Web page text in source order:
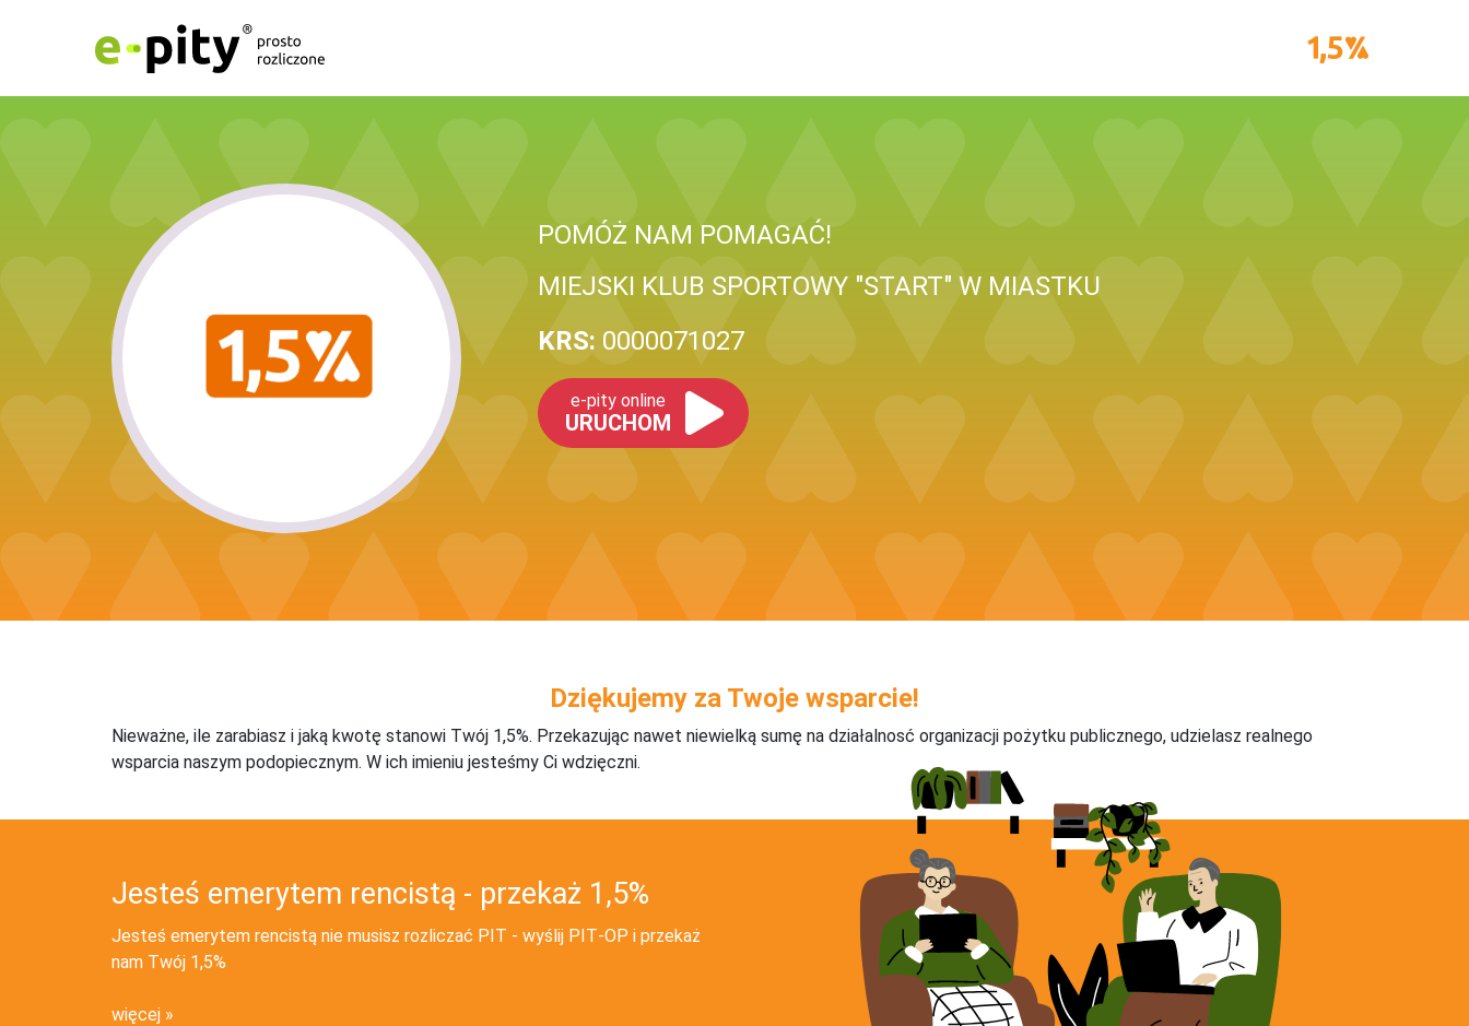
POMÓŻ NAM POMAGAĆ!
MIEJSKI KLUB SPORTOWY "START" W MIASTKU
KRS: 0000071027
e-pity online
URUCHOM
Dziękujemy za Twoje wsparcie!
Nieważne, ile zarabiasz i jaką kwotę stanowi Twój 1,5%. Przekazując nawet niewielką sumę na działalnosć organizacji pożytku publicznego, udzielasz realnego
wsparcia naszym podopiecznym. W ich imieniu jesteśmy Ci wdzięczni.
Jesteś emerytem rencistą - przekaż 1,5%
Jesteś emerytem rencistą nie musisz rozliczać PIT - wyślij PIT‑OP i przekaż
nam Twój 1,5%
więcej